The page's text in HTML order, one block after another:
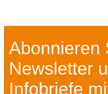
Abonnieren
Newsletter
Infobriefe